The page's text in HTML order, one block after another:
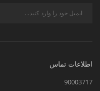
اطلاعات تماس
90003717